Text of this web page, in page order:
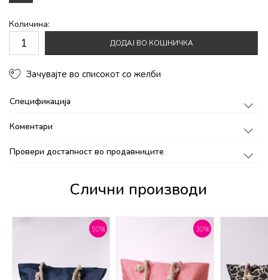
Количина:
ДОДАЈ ВО КОШНИЧКА
Зачувајте во списокот со желби
Спецификација
Коментари
Провери достапност во продавниците
Слични производи
50% 30%